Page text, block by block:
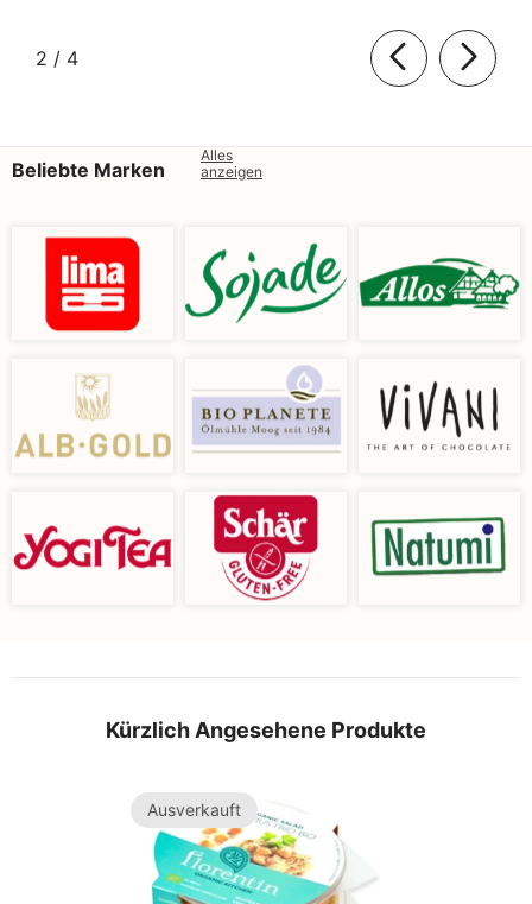
2 / von
4
Beliebte Marken
Alles
anzeigen
Kürzlich Angesehene Produkte
Ausverkauft